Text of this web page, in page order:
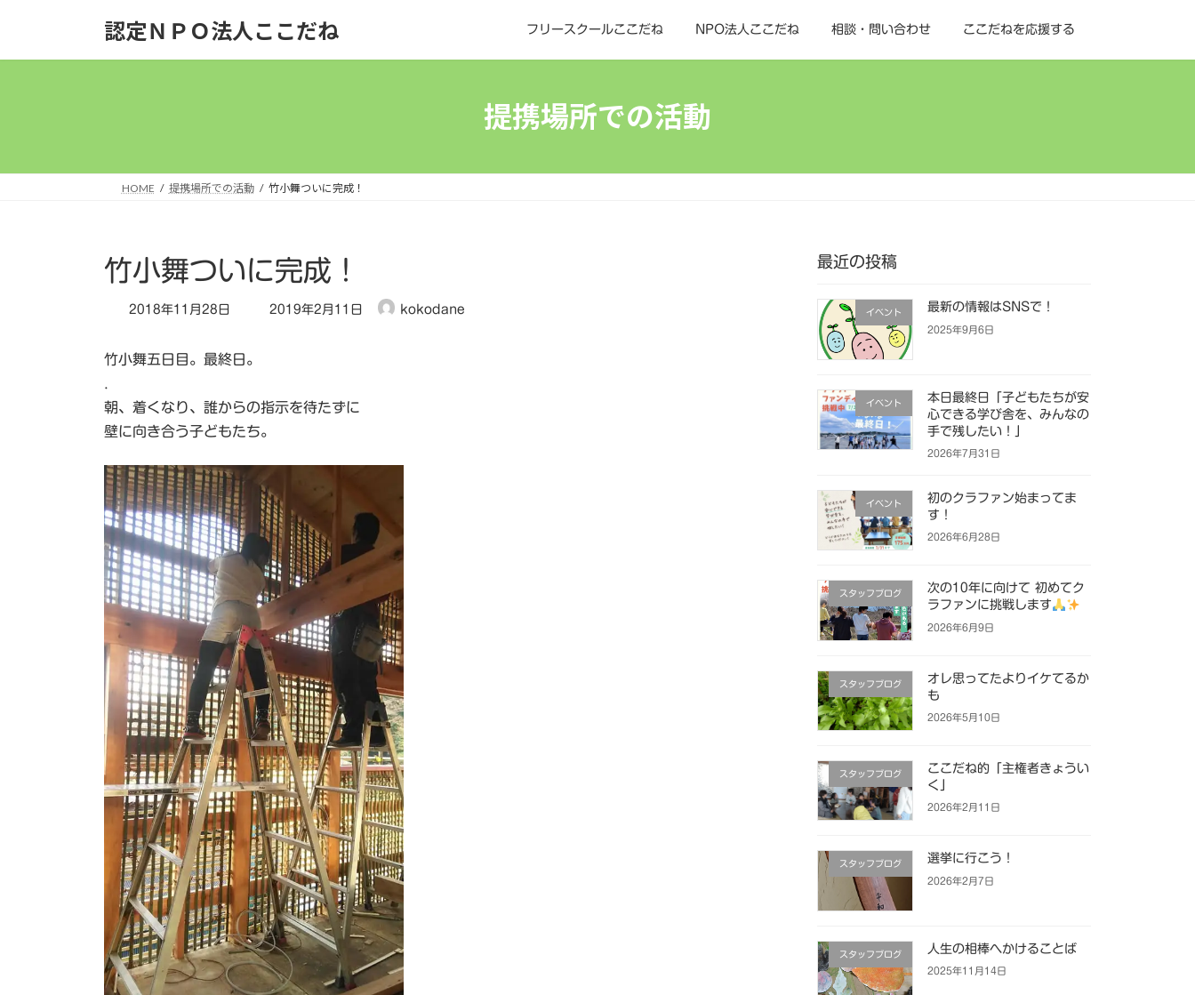
認定ＮＰＯ法人ここだね フリースクールここだね NPO法人ここだね 相談・問い合わせ ここだねを応援する
提携場所での活動
HOME 提携場所での活動 竹小舞ついに完成！
竹小舞ついに完成！
2018年11月28日
最
:
2019年2月11日 kokodane
竹小舞五日目。最終日。
朝、着くなり、誰からの指示を待たずに
壁に向き合う子どもたち。
最近の投稿
イベント 最新の情報はSNSで！
2025年9月6日
イベント
本日最終日「子どもたちが安
心できる学び舎を、みんなの
手で残したい！」
2026年7月31日
イベント
初のクラファン始まってま
す！
2026年6月28日
スタッフブログ
次の10年に向けて 初めてク
ラファンに挑戦します
2026年6月9日
スタッフブログ
オレ思ってたよりイケてるか
も
2026年5月10日
スタッフブログ
ここだね的「主権者きょうい
く」
2026年2月11日
スタッフブログ 選挙に行こう！
2026年2月7日
スタッフブログ 人生の相棒へかけることば
2025年11月14日